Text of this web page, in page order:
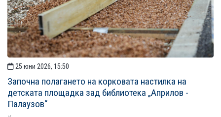
25 юни 2026, 15:50
Започна полагането на корковата настилка на
детската площадка зад библиотека „Априлов -
Палаузов“